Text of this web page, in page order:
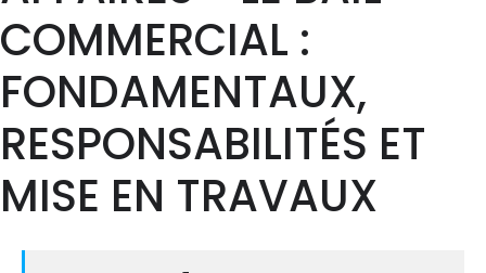
COMMERCIAL :
FONDAMENTAUX,
RESPONSABILITÉS ET
MISE EN TRAVAUX